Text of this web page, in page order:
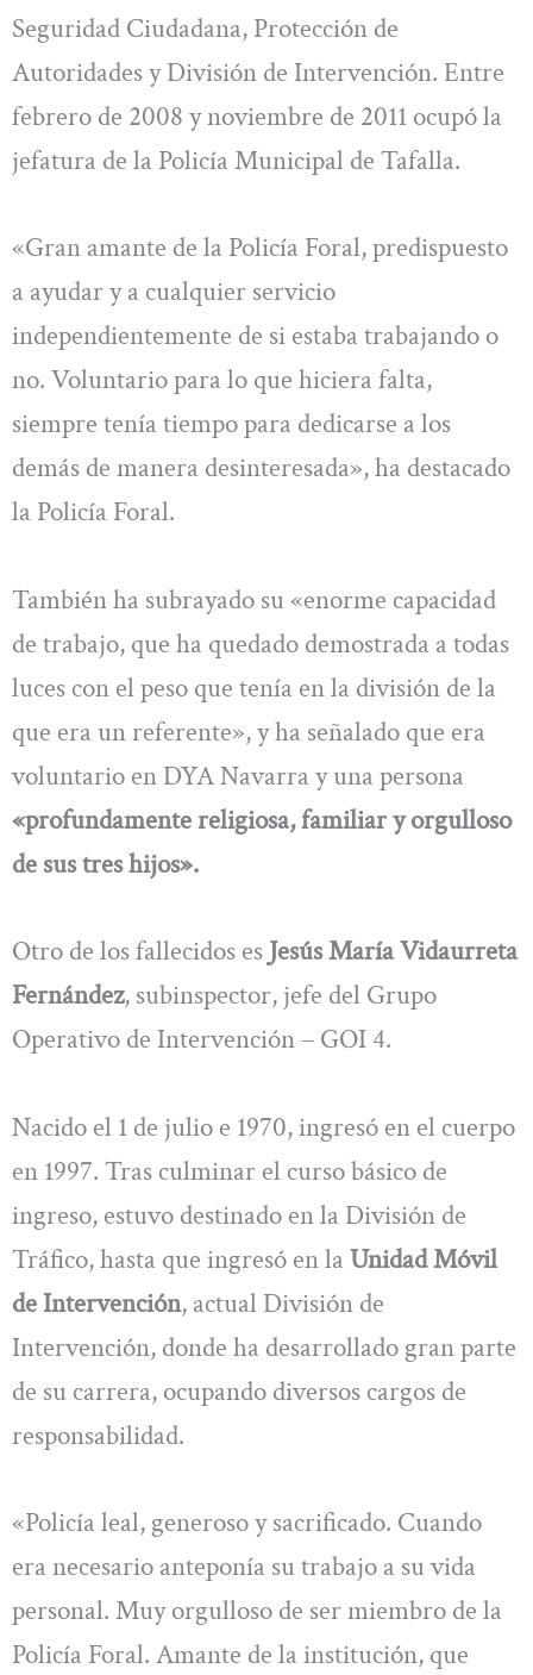
Seguridad Ciudadana, Protección de
Autoridades y División de Intervención. Entre
febrero de 2008 y noviembre de 2011 ocupó la
jefatura de la Policía Municipal de Tafalla.
«Gran amante de la Policía Foral, predispuesto
a ayudar y a cualquier servicio
independientemente de si estaba trabajando o
no. Voluntario para lo que hiciera falta,
siempre tenía tiempo para dedicarse a los
demás de manera desinteresada», ha destacado
la Policía Foral.
También ha subrayado su «enorme capacidad
de trabajo, que ha quedado demostrada a todas
luces con el peso que tenía en la división de la
que era un referente», y ha señalado que era
voluntario en DYA Navarra y una persona
«profundamente religiosa, familiar y orgulloso
de sus tres hijos».
Otro de los fallecidos es Jesús María Vidaurreta
Fernández, subinspector, jefe del Grupo
Operativo de Intervención – GOI 4.
Nacido el 1 de julio e 1970, ingresó en el cuerpo
en 1997. Tras culminar el curso básico de
ingreso, estuvo destinado en la División de
Tráfico, hasta que ingresó en la Unidad Móvil
de Intervención, actual División de
Intervención, donde ha desarrollado gran parte
de su carrera, ocupando diversos cargos de
responsabilidad.
«Policía leal, generoso y sacrificado. Cuando
era necesario anteponía su trabajo a su vida
personal. Muy orgulloso de ser miembro de la
Policía Foral. Amante de la institución, que